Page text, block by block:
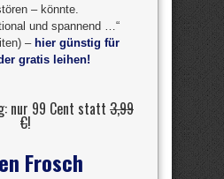
– könnte.
und spannend …“
– hier günstig für
gratis leihen!
nur 99 Cent statt 3,99
€!
Frosch